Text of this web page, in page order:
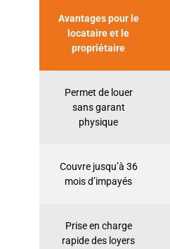
Avantages pour le
locataire et le
propriétaire
Permet de louer
sans garant
physique
Couvre jusqu’à 36
mois d’impayés
Prise en charge
rapide des loyers